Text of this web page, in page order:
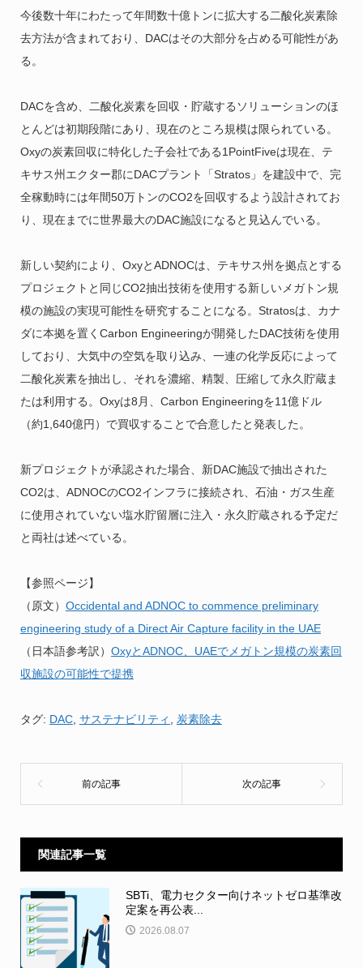
今後数十年にわたって年間数十億トンに拡大する二酸化炭素除
去方法が含まれており、DACはその大部分を占める可能性があ
る。
DACを含め、二酸化炭素を回収・貯蔵するソリューションのほ
とんどは初期段階にあり、現在のところ規模は限られている。
Oxyの炭素回収に特化した子会社である1PointFiveは現在、テ
キサス州エクター郡にDACプラント「Stratos」を建設中で、完
全稼動時には年間50万トンのCO2を回収するよう設計されてお
り、現在までに世界最大のDAC施設になると見込んでいる。
新しい契約により、OxyとADNOCは、テキサス州を拠点とする
プロジェクトと同じCO2抽出技術を使用する新しいメガトン規
模の施設の実現可能性を研究することになる。Stratosは、カナ
ダに本拠を置くCarbon Engineeringが開発したDAC技術を使用
しており、大気中の空気を取り込み、一連の化学反応によって
二酸化炭素を抽出し、それを濃縮、精製、圧縮して永久貯蔵ま
たは利用する。Oxyは8月、Carbon Engineeringを11億ドル
（約1,640億円）で買収することで合意したと発表した。
新プロジェクトが承認された場合、新DAC施設で抽出された
CO2は、ADNOCのCO2インフラに接続され、石油・ガス生産
に使用されていない塩水貯留層に注入・永久貯蔵される予定だ
と両社は述べている。
【参照ページ】
（原文） Occidental and ADNOC to commence preliminary
engineering study of a Direct Air Capture facility in the UAE
（日本語参考訳） OxyとADNOC、UAEでメガトン規模の炭素回
収施設の可能性で提携
タグ: DAC, サステナビリティ 炭素除去
関連記事一覧
SBTi、電力セクター向けネットゼロ基準改
定案を再公表...
2026.08.07